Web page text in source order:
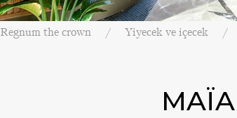
Regnum the crown Yiyecek ve içecek